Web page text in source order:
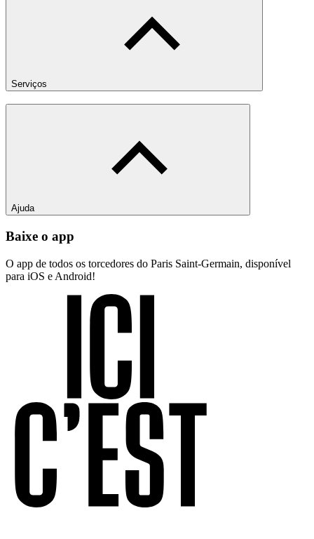
Serviços
Ajuda
Baixe o app
O app de todos os torcedores do Paris Saint-Germain, disponível
para iOS e Android!